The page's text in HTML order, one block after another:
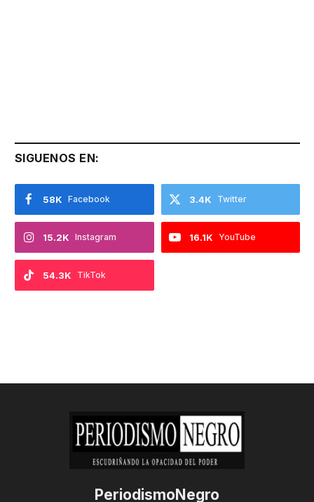
SIGUENOS EN:
Facebook
58K Twitter
3.4K
Instagram
15.2K YouTube
16.1K
TikTok
54.3K
PeriodismoNegro